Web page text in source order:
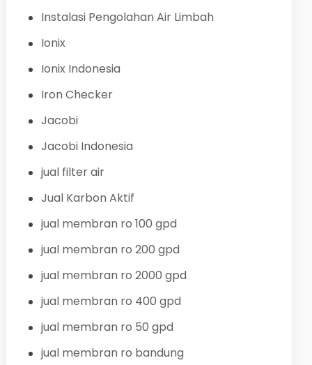
Instalasi Pengolahan Air Limbah
Ionix
Ionix Indonesia
Iron Checker
Jacobi
Jacobi Indonesia
jual filter air
Jual Karbon Aktif
jual membran ro 100 gpd
jual membran ro 200 gpd
jual membran ro 2000 gpd
jual membran ro 400 gpd
jual membran ro 50 gpd
jual membran ro bandung